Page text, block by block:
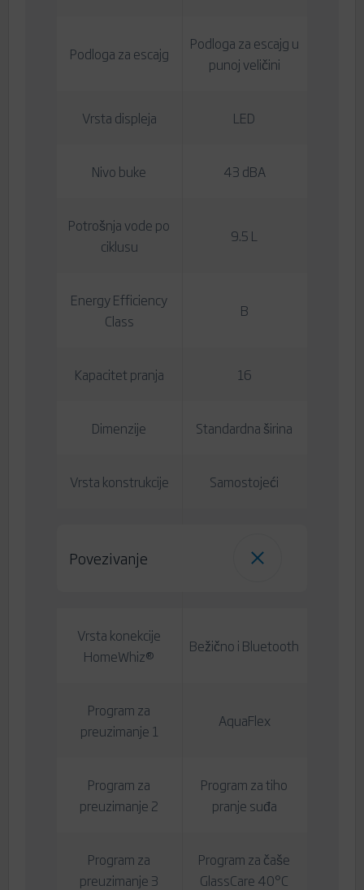
Podloga za escajg
Podloga za escajg u
punoj veličini
Vrsta displeja LED
Nivo buke 43 dBA
Potrošnja vode po
ciklusu
9.5 L
Energy Efficiency
Class
B
Kapacitet pranja 16
Dimenzije Standardna širina
Vrsta konstrukcije Samostojeći
Povezivanje
Vrsta konekcije
HomeWhiz®
Bežično i Bluetooth
Program za
preuzimanje 1
AquaFlex
Program za
preuzimanje 2
Program za tiho
pranje suđa
Program za
preuzimanje 3
Program za čaše
GlassCare 40°C